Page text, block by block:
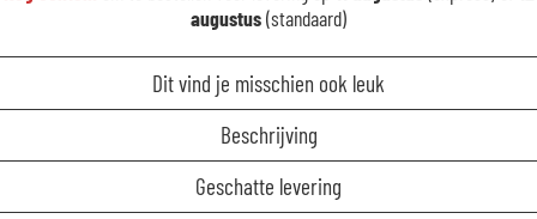
augustus(standaard)
Dit vind je misschien ook leuk
Beschrijving
Geschatte levering